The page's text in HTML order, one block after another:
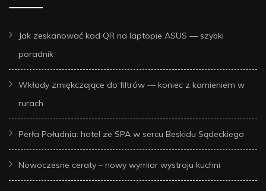
Jak zeskanować kod QR na laptopie ASUS — szybki
poradnik
Wkłady zmiękczające do filtrów — koniec z kamieniem w
rurach
Perła Południa: hotel ze SPA w sercu Beskidu Sądeckiego
Nowoczesne ceraty – nowy wymiar wystroju kuchni